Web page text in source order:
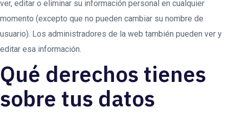
ver, editar o eliminar su información personal en cualquier
momento (excepto que no pueden cambiar su nombre de
usuario). Los administradores de la web también pueden ver y
editar esa información.
Qué derechos tienes
sobre tus datos